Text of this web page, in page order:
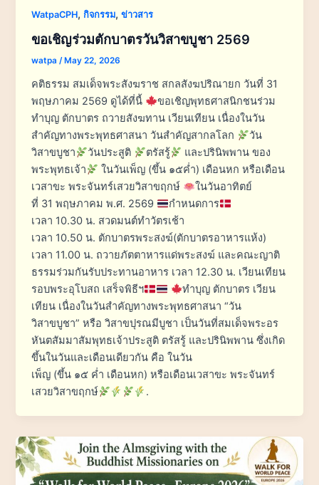
WatpaCPH,กิจกรรม,ข่าวสาร
ขอเชิญร่วมตักบาตรวันวิสาขบูชา 2569
watpa/ May 22, 2026
คติธรรม สมเด็จพระสังฆราช สกลสังฆปริณายก วันที่ 31
พฤษภาคม 2569 ดูได้ที่นี้
ขอเชิญพุทธศาสนิกชนร่วม
ทำบุญ ตักบาตร ถวายสังฆทาน เวียนเทียน เนื่องในวัน
สำคัญทางพระพุทธศาสนา วันสำคัญสากลโลก
วัน
วิสาขบูชา
วันประสูติ ตรัสรู้
และปรินิพพาน ของ
พระพุทธเจ้า
ในวันเพ็ญ (ขึ้น ๑๕ค่ำ) เดือนหก หรือเดือน
เวสาขะ พระจันทร์เสวยวิสาขฤกษ์
ในวันอาทิตย์
ที่ 31 พฤษภาคม พ.ศ. 2569
กำหนดการ
เวลา 10.30 น. สวดมนต์ทำวัตรเช้า
เวลา 10.50 น. ตักบาตรพระสงฆ์(ตักบาตรอาหารแห้ง)
เวลา 11.00 น. ถวายภัตตาหารแด่พระสงฆ์ และคณะญาติ
ธรรมร่วมกันรับประทานอาหาร เวลา 12.30 น. เวียนเทียน
รอบพระอุโบสถ เสร็จพิธีฯ
ทำบุญ ตักบาตร เวียน
เทียน เนื่องในวันสำคัญทางพระพุทธศาสนา “วัน
วิสาขบูชา” หรือ วิสาขปุรณมีบูชา เป็นวันที่สมเด็จพระอร
หันตสัมมาสัมพุทธเจ้าประสูติ ตรัสรู้ และปรินิพพาน ซึ่งเกิด
ขึ้นในวันและเดือนเดียวกัน คือ ในวัน
เพ็ญ (ขึ้น ๑๕ ค่ำ เดือนหก) หรือเดือนเวสาขะ พระจันทร์
เสวยวิสาขฤกษ์
.